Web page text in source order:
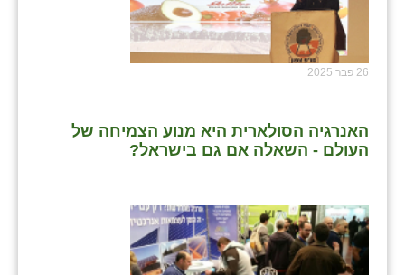
26 פבר 2025
האנרגיה הסולארית היא מנוע הצמיחה של
העולם - השאלה אם גם בישראל?